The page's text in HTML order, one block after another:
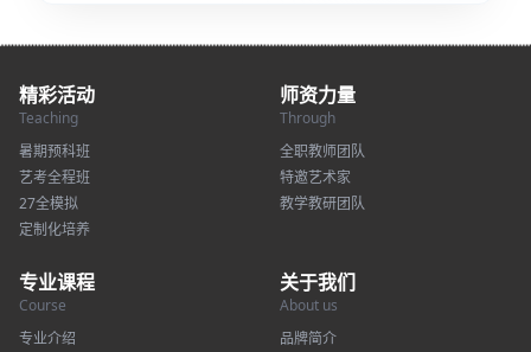
精彩活动
Teaching
暑期预科班
艺考全程班
27全模拟
定制化培养
师资力量
Through
全职教师团队
特邀艺术家
教学教研团队
专业课程
Course
专业介绍
关于我们
About us
品牌简介